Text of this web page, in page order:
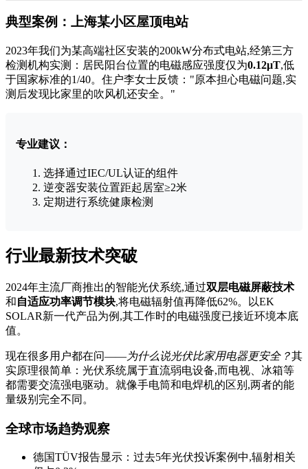
典型案例：上海某小区屋顶电站
2023年我们为某高端社区安装的200kW分布式电站,经第三方
检测机构实测：居民阳台位置的电磁感应强度仅为0.12μT,低
于国家标准的1/40。住户李女士反馈："原本担心电磁问题,实
测后发现比家里的吹风机还安全。"
专业建议：
选择通过IEC/UL认证的组件
逆变器安装位置距起居室≥2米
定期进行系统健康检测
行业最新技术突破
2024年主流厂商推出的智能光伏系统,通过双层电磁屏蔽技术
和自适应功率调节模块,将电磁辐射值再降低62%。以EK
SOLAR新一代产品为例,其工作时的电磁强度已接近环境本底
值。
现在很多用户都在问——为什么说光伏比家用电器更安全？其
实原理很简单：光伏系统属于直流弱电设备,而电视、冰箱等
都需要交流强电驱动。就像手电筒和电焊机的区别,两者的能
量级别完全不同。
全球市场趋势观察
德国TÜV报告显示：过去5年光伏投诉案例中,辐射相关